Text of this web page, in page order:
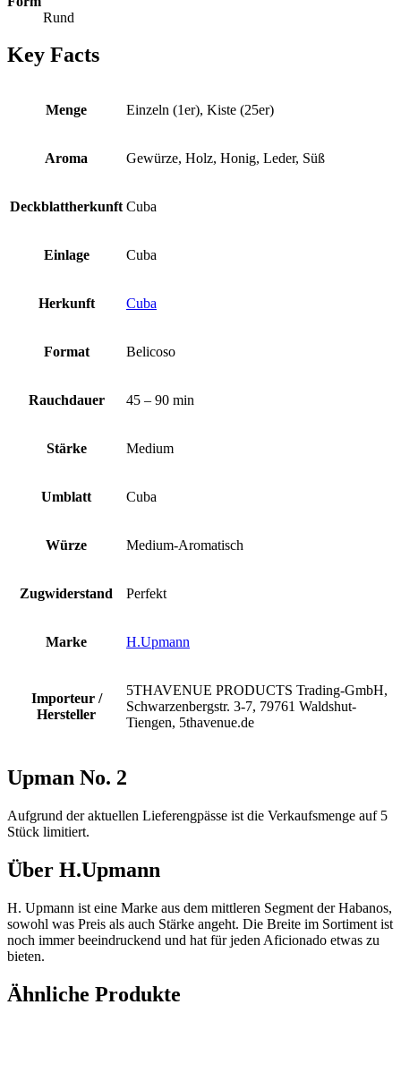
Rund
Key Facts
Menge Einzeln (1er), Kiste (25er)
Aroma Gewürze, Holz, Honig, Leder, Süß
Deckblattherkunft Cuba
Einlage Cuba
Herkunft Cuba
Format Belicoso
Rauchdauer 45 – 90 min
Stärke Medium
Umblatt Cuba
Würze Medium-Aromatisch
Zugwiderstand Perfekt
Marke H.Upmann
Importeur /
Hersteller
5THAVENUE PRODUCTS Trading-GmbH,
Schwarzenbergstr. 3-7, 79761 Waldshut-
Tiengen, 5thavenue.de
Upman No. 2
Aufgrund der aktuellen Lieferengpässe ist die Verkaufsmenge auf 5
Stück limitiert.
Über H.Upmann
H. Upmann ist eine Marke aus dem mittleren Segment der Habanos,
sowohl was Preis als auch Stärke angeht. Die Breite im Sortiment ist
noch immer beeindruckend und hat für jeden Aficionado etwas zu
bieten.
Ähnliche Produkte